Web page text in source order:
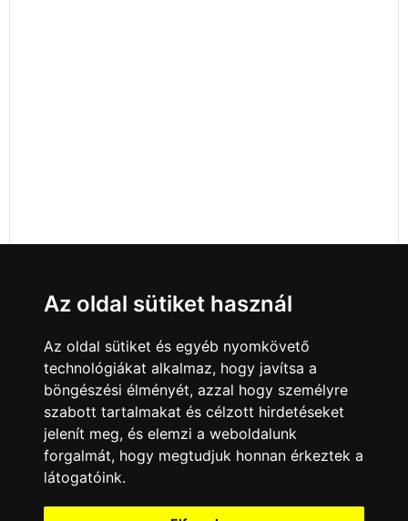
Minden jog fenntartva © 2008 - 2026
Az oldal sütiket használ
Az oldal sütiket és egyéb nyomkövető
technológiákat alkalmaz, hogy javítsa a
böngészési élményét, azzal hogy személyre
szabott tartalmakat és célzott hirdetéseket
jelenít meg, és elemzi a weboldalunk
forgalmát, hogy megtudjuk honnan érkeztek a
látogatóink.